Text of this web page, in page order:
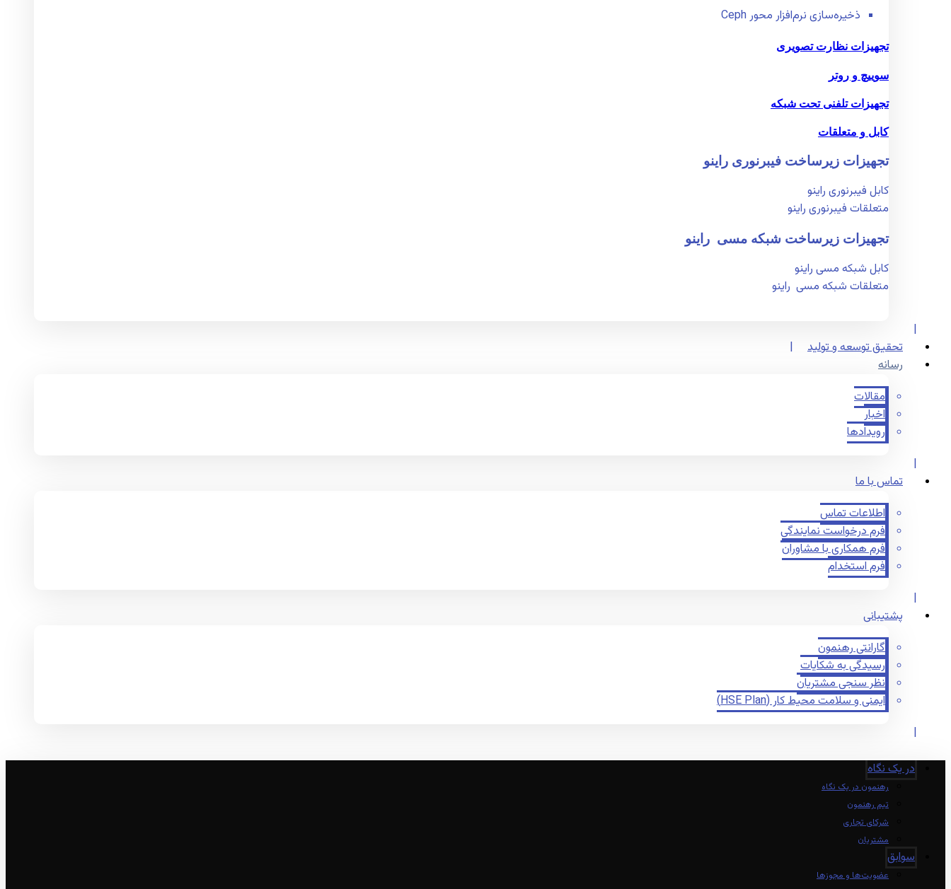
ذخیره‌سازی نرم‌افزار محور Ceph
تجهیزات نظارت تصویری
سوییچ و روتر
تجهیزات تلفنی تحت شبکه
کابل و متعلقات
تجهیزات زیر‌ساخت فیبر‌نوری راینو
کابل فیبر‌نوری راینو
متعلقات فیبر‌نوری راینو
تجهیزات زیر‌ساخت شبکه مسی راینو
کابل شبکه مسی راینو
متعلقات شبکه مسی راینو
تحقیق توسعه و تولید
رسانه
مقالات
اخبار
رویدادها
تماس با ما
اطلاعات تماس
فرم درخواست نمایندگی
فرم همکاری با مشاوران
فرم استخدام
پشتیبانی
گارانتی رهنمون
رسیدگی به شکایات
نظر سنجی مشتریان
ایمنی و سلامت محیط کار (HSE Plan)
در یک نگاه
رهنمون در یک نگاه
تیم رهنمون
شرکای تجاری
مشتریان
سوابق
عضویت‌ها و مجوزها